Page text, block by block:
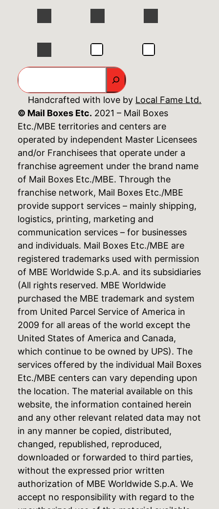
GO
Handcrafted with love by Local Fame Ltd.
© Mail Boxes Etc. 2021 – Mail Boxes
Etc./MBE territories and centers are
operated by independent Master Licensees
and/or Franchisees that operate under a
franchise agreement under the brand name
of Mail Boxes Etc./MBE. Through the
franchise network, Mail Boxes Etc./MBE
provide support services – mainly shipping,
logistics, printing, marketing and
communication services – for businesses
and individuals. Mail Boxes Etc./MBE are
registered trademarks used with permission
of MBE Worldwide S.p.A. and its subsidiaries
(All rights reserved. MBE Worldwide
purchased the MBE trademark and system
from United Parcel Service of America in
2009 for all areas of the world except the
United States of America and Canada,
which continue to be owned by UPS). The
services offered by the individual Mail Boxes
Etc./MBE centers can vary depending upon
the location. The material available on this
website, the information contained herein
and any other relevant related data may not
in any manner be copied, distributed,
changed, republished, reproduced,
downloaded or forwarded to third parties,
without the expressed prior written
authorization of MBE Worldwide S.p.A. We
accept no responsibility with regard to the